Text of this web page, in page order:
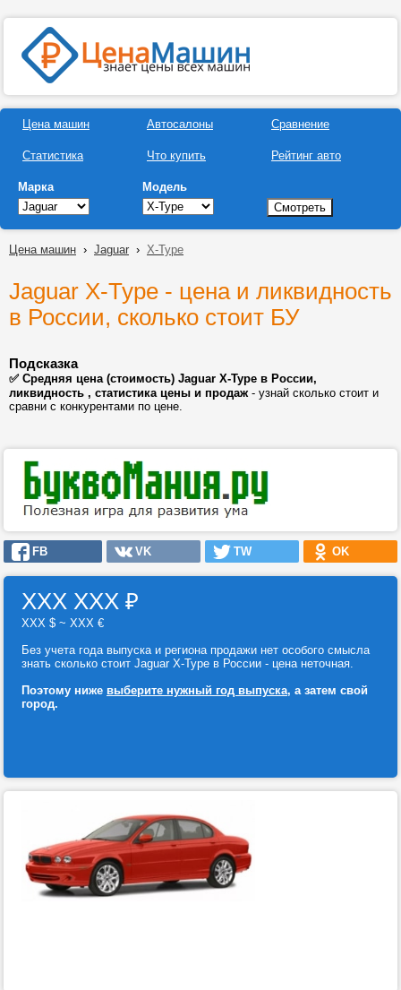
Цена машин
Статистика
Автосалоны
Что купить
Сравнение
Рейтинг авто
Марка Модель
Цена машин › Jaguar › X-Type
Jaguar X-Type - цена и ликвидность
в России, сколько стоит БУ
Подсказка
✅ Средняя цена (стоимость) Jaguar X-Type в России,
ликвидность , статистика цены и продаж- узнай сколько стоит и
сравни с конкурентами по цене.
FB VK TW OK
ХХХ ХХХ ₽
ХХХ $ ~ ХХХ €
Без учета года выпуска и региона продажи нет особого смысла
знать сколько стоит Jaguar X-Type в России - цена неточная.
Поэтому ниже выберите нужный год выпуска, а затем свой
город.